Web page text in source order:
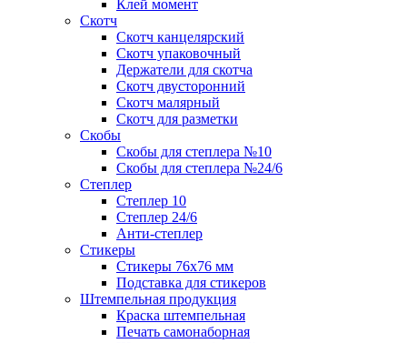
Клей момент
Скотч
Скотч канцелярский
Скотч упаковочный
Держатели для скотча
Скотч двусторонний
Скотч малярный
Скотч для разметки
Скобы
Скобы для степлера №10
Скобы для степлера №24/6
Степлер
Степлер 10
Степлер 24/6
Анти-степлер
Стикеры
Стикеры 76x76 мм
Подставка для стикеров
Штемпельная продукция
Краска штемпельная
Печать самонаборная